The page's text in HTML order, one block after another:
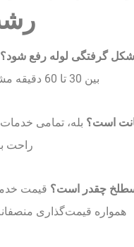
بین 30 تا 60 دقیقه مشکل حل خواهد شد.
بله، تمامی خدمات
راحت
قیمت
همواره قیمت‌گذاری